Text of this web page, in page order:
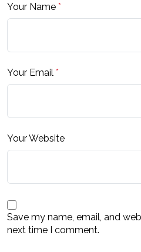
Your Name *
Your Email *
Your Website
Save my name, email, and
next time I comment.